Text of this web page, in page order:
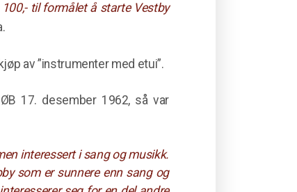
til formålet å starte Vestby
av ”instrumenter med etui”.
17. desember 1962, så var
interessert i sang og musikk.
som er sunnere enn sang og